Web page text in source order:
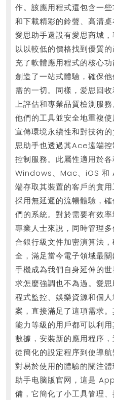
作。該應用程式還包含一
和下載精彩的鈴聲、高清
愛思助手還設有愛思商城
以以較低的價格找到優質
充了軟體應用程式的核心
創造了一站式體驗，確保
需的一切。同樣，爱思回
上評估和專業品質檢測服
他們的工具並安全地重複
宣傳環境永續性和對技術
思助手也透過其Ace遠端
控制服務。此屬性適用於
Windows、Mac、iOS 和
端存取其裝置的客戶的實
採用無延遲的流暢體驗，
們的系統。對於需要有效
專業人士來說，同時管理
合銀行級文件加密演算法
全，滿足當今電子領域最
手機成為我們自身延伸的
求怎麼強調也不為過。愛
程式監控、娛樂資源和個
案，直接滿足了這項需求
能力等級的用戶都可以利
數據，安裝新的應用程序，
從簡化的設定程序到使導
對易於使用的體驗的關注
助手电脑版官网，這是
備，它簡化了小工具管理